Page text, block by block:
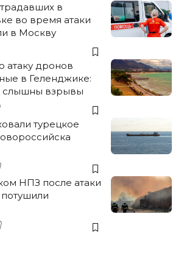
в
во время атаки
в Москву
атаку дронов
в Геленджике:
слышны взрывы
НПЗ после атаки